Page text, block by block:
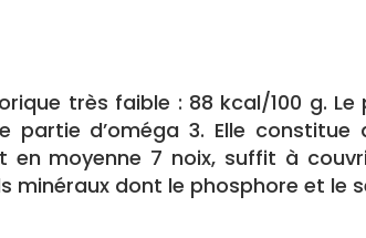
très faible : 88 kcal/100 g. Le
partie d’oméga 3. Elle constitue
en moyenne 7 noix, suffit à
minéraux dont le phosphore et le